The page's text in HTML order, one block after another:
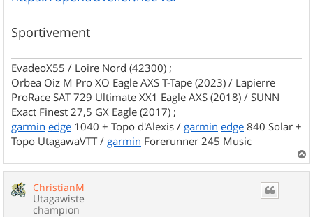
Sportivement
EvadeoX55 / Loire Nord (42300) ;
Orbea Oiz M Pro XO Eagle AXS T-Tape (2023) / Lapierre
ProRace SAT 729 Ultimate XX1 Eagle AXS (2018) / SUNN
Exact Finest 27,5 GX Eagle (2017) ;
garmin edge 1040 + Topo d'Alexis / garmin edge 840 Solar +
Topo UtagawaVTT / garmin Forerunner 245 Music
a
ChristianM
Utagawiste
champion